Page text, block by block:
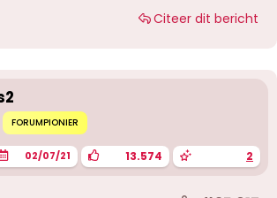
Citeer dit bericht
FORUMPIONIER
02/07/21 13.574 2